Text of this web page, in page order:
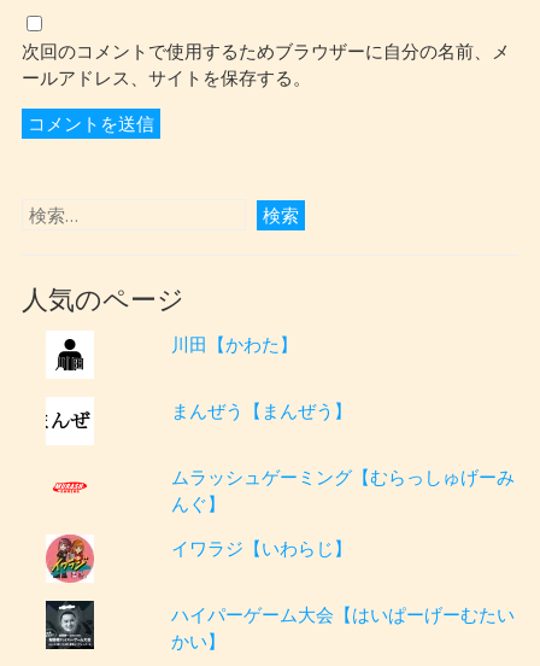
次回のコメントで使用するためブラウザーに自分の名前、メ
ールアドレス、サイトを保存する。
人気のページ
川田【かわた】
まんぜう【まんぜう】
ムラッシュゲーミング【むらっしゅげーみ
んぐ】
イワラジ【いわらじ】
ハイパーゲーム大会【はいぱーげーむたい
かい】